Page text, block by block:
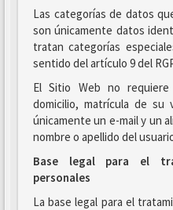
Las categorías de datos
son únicamente datos
tratan categorías
sentido del artículo 9 del
El Sitio Web no
domicilio, matrícula de su
únicamente un e-mail y un
nombre o apellido del
Base legal para el
personales
La base legal para el